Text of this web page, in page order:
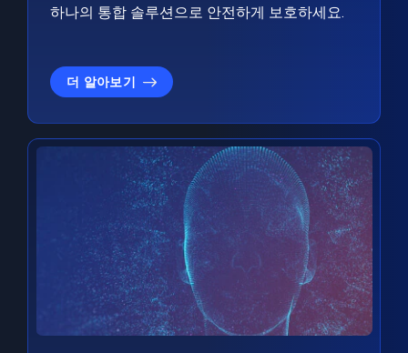
하나의 통합 솔루션으로 안전하게 보호하세요.
더 알아보기